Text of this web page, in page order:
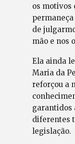
os motivos
de
mão e nos
Ela ainda
Maria da
reforçou a
garantidos
diferentes
legislação.